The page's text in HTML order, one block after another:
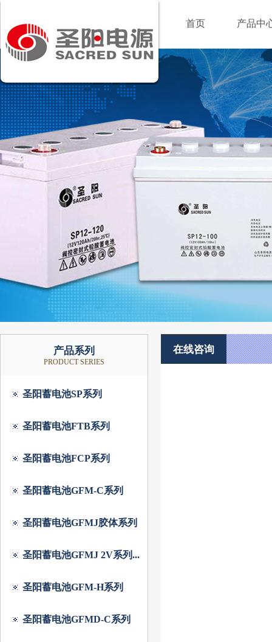
首页 产品中
产品系列
PRODUCT SERIES
圣阳蓄电池SP系列
圣阳蓄电池FTB系列
圣阳蓄电池FCP系列
圣阳蓄电池GFM-C系列
圣阳蓄电池GFMJ胶体系列
圣阳蓄电池GFMJ 2V系列...
圣阳蓄电池GFM-H系列
圣阳蓄电池GFMD-C系列
在线咨询